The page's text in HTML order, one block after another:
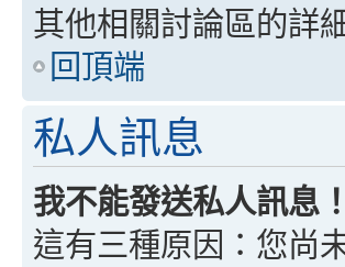
其他相關討論區的詳
回頂端
私人訊息
我不能發送私人訊息！
這有三種原因：您尚